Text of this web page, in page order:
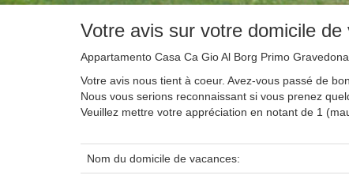
Votre avis sur votre domicile de
Appartamento Casa Ca Gio Al Borg Primo
Votre avis nous tient à coeur. Avez-vous passé de
Nous vous serions reconnaissant si vous prenez
Veuillez mettre votre appréciation en notant de 1
Nom du domicile de vacances: